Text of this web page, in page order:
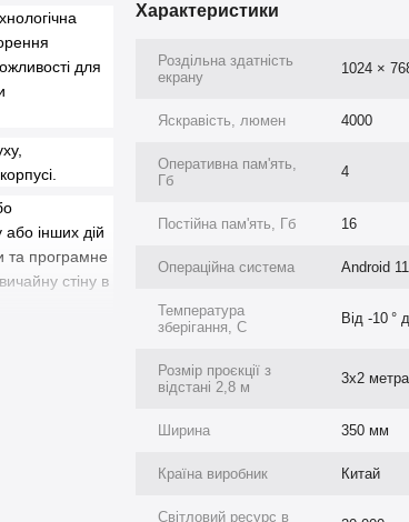
для
інших дій
та програмне
стіну в
Характеристики
Роздільна здатність
екрану
1024 ×
Яскравість, люмен 4000
Оперативна пам'ять,
Гб
4
Постійна пам'ять, Гб 16
Операційна система Android 11
Температура
зберігання, C
Від -10 °
Розмір проєкції з
відстані 2,8 м
3х2 метра
Ширина 350 мм
Країна виробник Китай
Світловий ресурс в